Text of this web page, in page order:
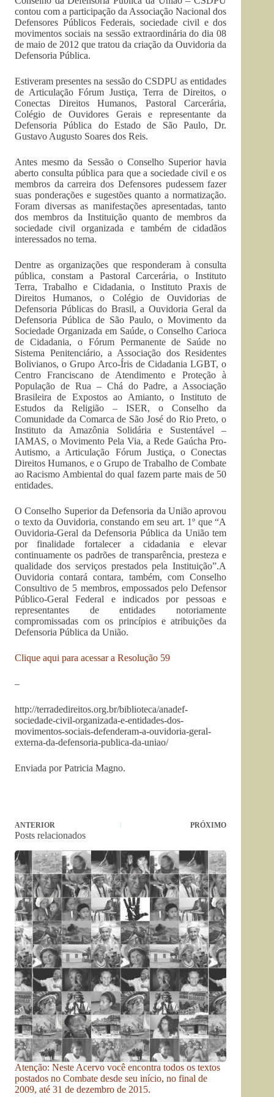
contou com a participação da Associação Nacional dos
Defensores Públicos Federais, sociedade civil e dos
movimentos sociais na sessão extraordinária do dia 08
de maio de 2012 que tratou da criação da Ouvidoria da
Defensoria Pública.
Estiveram presentes na sessão do CSDPU as entidades
de Articulação Fórum Justiça, Terra de Direitos, o
Conectas Direitos Humanos, Pastoral Carcerária,
Colégio de Ouvidores Gerais e representante da
Defensoria Pública do Estado de São Paulo, Dr.
Gustavo Augusto Soares dos Reis.
Antes mesmo da Sessão o Conselho Superior havia
aberto consulta pública para que a sociedade civil e os
membros da carreira dos Defensores pudessem fazer
suas ponderações e sugestões quanto a normatização.
Foram diversas as manifestações apresentadas, tanto
dos membros da Instituição quanto de membros da
sociedade civil organizada e também de cidadãos
interessados no tema.
Dentre as organizações que responderam à consulta
pública, constam a Pastoral Carcerária, o Instituto
Terra, Trabalho e Cidadania, o Instituto Praxis de
Direitos Humanos, o Colégio de Ouvidorias de
Defensoria Públicas do Brasil, a Ouvidoria Geral da
Defensoria Pública de São Paulo, o Movimento da
Sociedade Organizada em Saúde, o Conselho Carioca
de Cidadania, o Fórum Permanente de Saúde no
Sistema Penitenciário, a Associação dos Residentes
Bolivianos, o Grupo Arco-Íris de Cidadania LGBT, o
Centro Franciscano de Atendimento e Proteção à
População de Rua – Chá do Padre, a Associação
Brasileira de Expostos ao Amianto, o Instituto de
Estudos da Religião – ISER, o Conselho da
Comunidade da Comarca de São José do Rio Preto, o
Instituto da Amazônia Solidária e Sustentável –
IAMAS, o Movimento Pela Via, a Rede Gaúcha Pro-
Autismo, a Articulação Fórum Justiça, o Conectas
Direitos Humanos, e o Grupo de Trabalho de Combate
ao Racismo Ambiental do qual fazem parte mais de 50
entidades.
O Conselho Superior da Defensoria da União aprovou
o texto da Ouvidoria, constando em seu art. 1º que “A
Ouvidoria-Geral da Defensoria Pública da União tem
por finalidade fortalecer a cidadania e elevar
continuamente os padrões de transparência, presteza e
qualidade dos serviços prestados pela Instituição”.A
Ouvidoria contará contara, também, com Conselho
Consultivo de 5 membros, empossados pelo Defensor
Público-Geral Federal e indicados por pessoas e
representantes de entidades notoriamente
compromissadas com os princípios e atribuições da
Defensoria Pública da União.
Clique aqui para acessar a Resolução 59
–
http://terradedireitos.org.br/biblioteca/anadef-
sociedade-civil-organizada-e-entidades-dos-
movimentos-sociais-defenderam-a-ouvidoria-geral-
externa-da-defensoria-publica-da-uniao/
Enviada por Patricia Magno.
ANTERIOR PRÓXIMO
Posts relacionados
Atenção: Neste Acervo você encontra todos os textos
postados no Combate desde seu início, no final de
2009, até 31 de dezembro de 2015.